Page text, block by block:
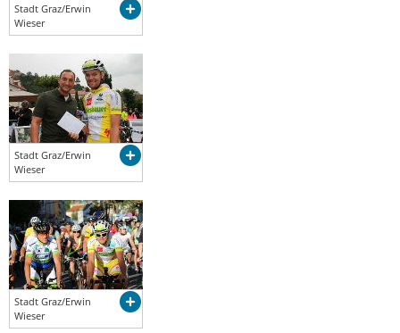
Stadt Graz/Erwin
Wieser
Stadt Graz/Erwin
Wieser
Stadt Graz/Erwin
Wieser